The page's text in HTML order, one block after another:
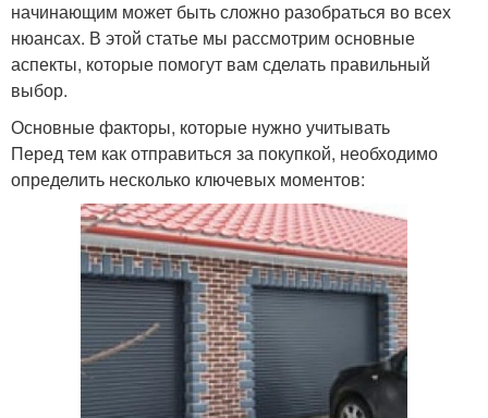
начинающим может быть сложно разобраться во всех
нюансах. В этой статье мы рассмотрим основные
аспекты, которые помогут вам сделать правильный
выбор.
Основные факторы, которые нужно учитывать
Перед тем как отправиться за покупкой, необходимо
определить несколько ключевых моментов: